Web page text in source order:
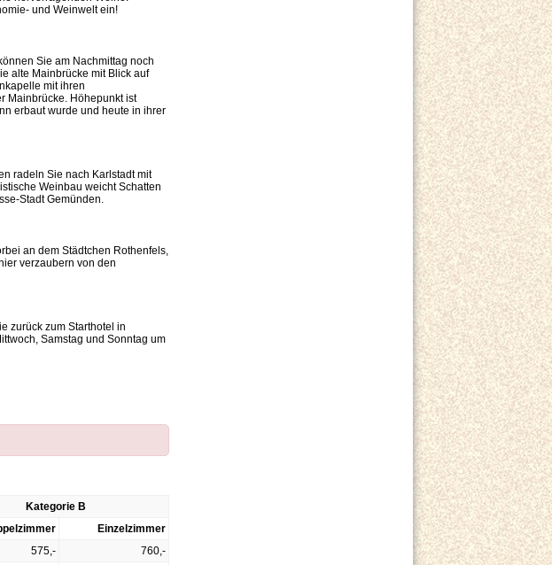
und Weinwelt ein!
Sie am Nachmittag noch
alte Mainbrücke mit Blick auf
mit ihren
Mainbrücke. Höhepunkt ist
erbaut wurde und heute in ihrer
radeln Sie nach Karlstadt mit
Weinbau weicht Schatten
Stadt Gemünden.
an dem Städtchen Rothenfels,
verzaubern von den
zurück zum Starthotel in
Samstag und Sonntag um
Kategorie B
Einzelzimmer
575,-
760,-